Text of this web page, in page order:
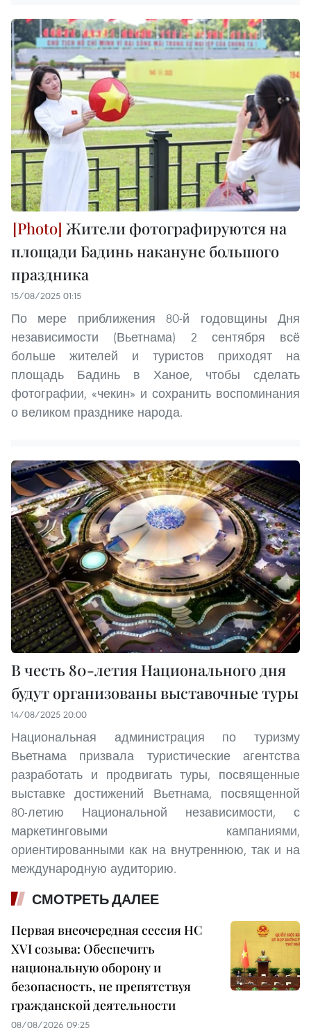
Жители фотографируются на
площади Бадинь накануне большого
праздника
15/08/2025 01:15
По мере приближения 80-й годовщины Дня
независимости (Вьетнама) 2 сентября всё
больше жителей и туристов приходят на
площадь Бадинь в Ханое, чтобы сделать
фотографии, «чекин» и сохранить воспоминания
о великом празднике народа.
В честь 80-летия Национального дня
будут организованы выставочные туры
14/08/2025 20:00
Национальная администрация по туризму
Вьетнама призвала туристические агентства
разработать и продвигать туры, посвященные
выставке достижений Вьетнама, посвященной
80-летию Национальной независимости, с
маркетинговыми кампаниями,
ориентированными как на внутреннюю, так и на
международную аудиторию.
СМОТРЕТЬ ДАЛЕЕ
Первая внеочередная сессия НС
XVI созыва: Обеспечить
национальную оборону и
безопасность, не препятствуя
гражданской деятельности
08/08/2026 09:25